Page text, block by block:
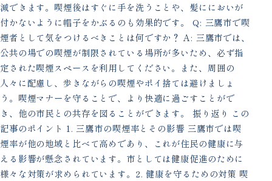
減できます。喫煙後はすぐに手を洗うことや、髪ににおいが
付かないように帽子をかぶるのも効果的です。 Q: 三鷹市で喫
煙者として気をつけるべきことは何ですか？ A: 三鷹市では、
公共の場での喫煙が制限されている場所が多いため、必ず指
定された喫煙スペースを利用してください。また、周囲の
人々に配慮し、歩きながらの喫煙やポイ捨ては避けましょ
う。喫煙マナーを守ることで、より快適に過ごすことがで
き、他の市民との共存を図ることができます。 振り返り この
記事のポイント 1. 三鷹市の喫煙率とその影響 三鷹市では喫
煙率が他の地域と比べて高めであり、これが住民の健康に与
える影響が懸念されています。市としては健康促進のために
様々な対策が求められています。2. 健康を守るための対策 喫